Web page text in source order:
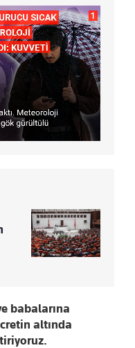
babalarına
altında